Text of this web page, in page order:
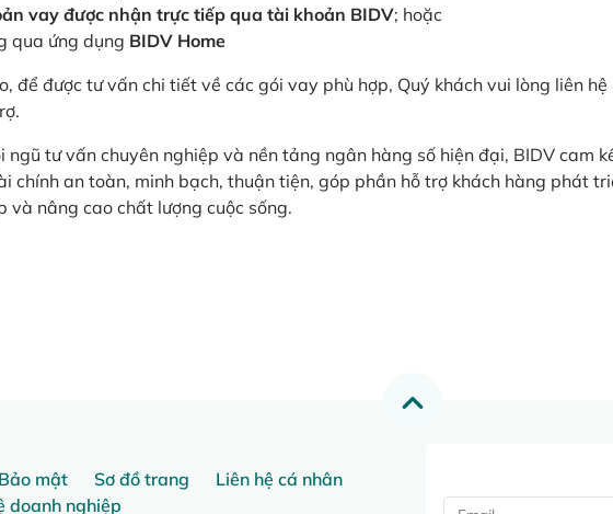
vay được nhận trực tiếp qua tài khoản BIDV; hoặc
qua ứng dụng BIDV Home
để được tư vấn chi tiết về các gói vay phù hợp, Quý khách vui lòng liên hệ
tư vấn chuyên nghiệp và nền tảng ngân hàng số hiện đại, BIDV cam
chính an toàn, minh bạch, thuận tiện, góp phần hỗ trợ khách hàng phát
và nâng cao chất lượng cuộc sống.
mật Sơ đồ trang
Liên hệ cá nhân
doanh nghiệp